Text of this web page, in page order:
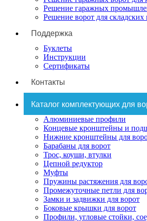
Решение гаражных
Решение ворот для складских
Поддержка
Буклеты
Инструкции
Сертификаты
Контакты
Каталог комплектующих для
Алюминиевые профили
Концевые кронштейны и
Нижние кронштейны для
Барабаны для ворот
Трос, коуши, втулки
Цепной редуктор
Муфты
Пружины растяжения для
Промежуточные петли для
Замки и задвижки для ворот
Боковые крышки для ворот
Профили, угловые стойки,